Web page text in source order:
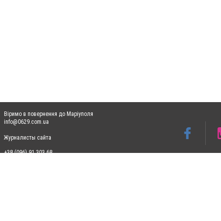
Віримо в повернення до Маріуполя
info@0629.com.ua
Журналисты сайта
+38 (096) 91 303 68